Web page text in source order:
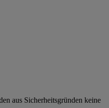
aus Sicherheitsgründen keine